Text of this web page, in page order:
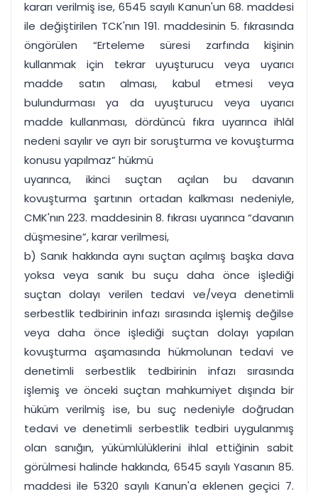
kararı verilmiş ise, 6545 sayılı Kanun'un 68. maddesi
ile değiştirilen TCK'nın 191. maddesinin 5. fıkrasında
öngörülen “Erteleme süresi zarfında kişinin
kullanmak için tekrar uyuşturucu veya uyarıcı
madde satın alması, kabul etmesi veya
bulundurması ya da uyuşturucu veya uyarıcı
madde kullanması, dördüncü fıkra uyarınca ihlâl
nedeni sayılır ve ayrı bir soruşturma ve kovuşturma
konusu yapılmaz” hükmü
uyarınca, ikinci suçtan açılan bu davanın
kovuşturma şartının ortadan kalkması nedeniyle,
CMK'nın 223. maddesinin 8. fıkrası uyarınca “davanın
düşmesine”, karar verilmesi,
b) Sanık hakkında aynı suçtan açılmış başka dava
yoksa veya sanık bu suçu daha önce işlediği
suçtan dolayı verilen tedavi ve/veya denetimli
serbestlik tedbirinin infazı sırasında işlemiş değilse
veya daha önce işlediği suçtan dolayı yapılan
kovuşturma aşamasında hükmolunan tedavi ve
denetimli serbestlik tedbirinin infazı sırasında
işlemiş ve önceki suçtan mahkumiyet dışında bir
hüküm verilmiş ise, bu suç nedeniyle doğrudan
tedavi ve denetimli serbestlik tedbiri uygulanmış
olan sanığın, yükümlülüklerini ihlal ettiğinin sabit
görülmesi halinde hakkında, 6545 sayılı Yasanın 85.
maddesi ile 5320 sayılı Kanun'a eklenen geçici 7.